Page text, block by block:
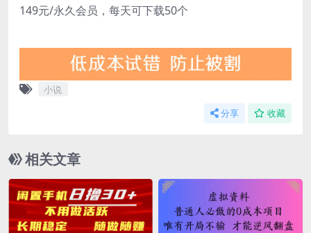
149元/永久会员，每天可下载50个
小说
分享 收藏
相关文章